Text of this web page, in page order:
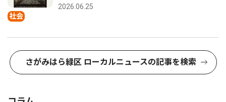
社会
2026.06.25
さがみはら緑区 ローカルニュースの記事を検索